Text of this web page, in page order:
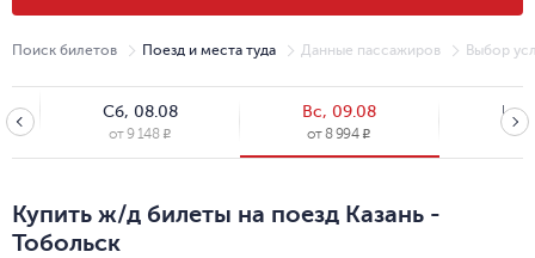
Поиск билетов Поезд и места туда Данные пассажиров Выбор
Сб, 08.08
от 9 148 R
Вс, 09.08
от8 994 R
Пн,
от6
Купить ж/д билеты на поезд Казань -
Тобольск